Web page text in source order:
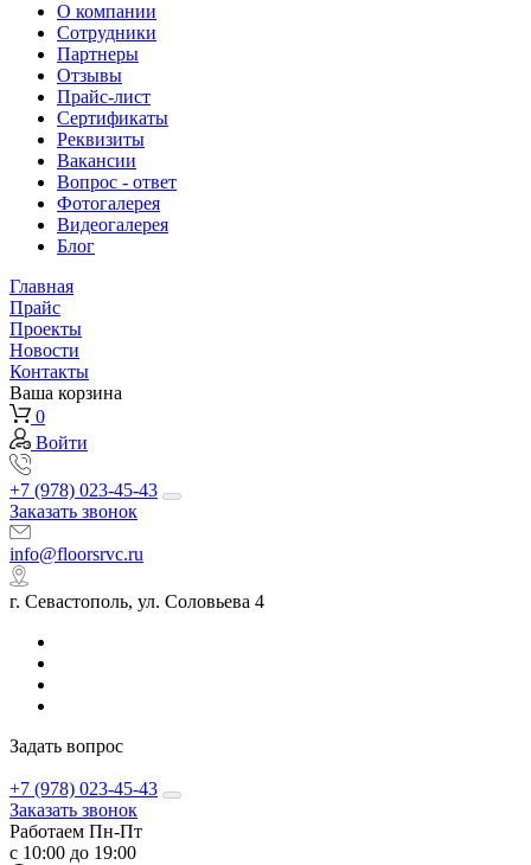
О компании
Сотрудники
Партнеры
Отзывы
Прайс-лист
Сертификаты
Реквизиты
Вакансии
Вопрос - ответ
Фотогалерея
Видеогалерея
Блог
Главная
Прайс
Проекты
Новости
Контакты
Ваша корзина
0
Войти
+7 (978) 023-45-43
Заказать звонок
info@floorsrvc.ru
г. Севастополь, ул. Соловьева 4
Задать вопрос
+7 (978) 023-45-43
Заказать звонок
Работаем Пн-Пт
с 10:00 до 19:00